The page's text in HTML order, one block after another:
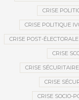
CRISE
CRISE POLITIQUE
CRISE POST-ÉLECTORALE
CRISE
CRISE
CRISE
CRISE SOCIO-